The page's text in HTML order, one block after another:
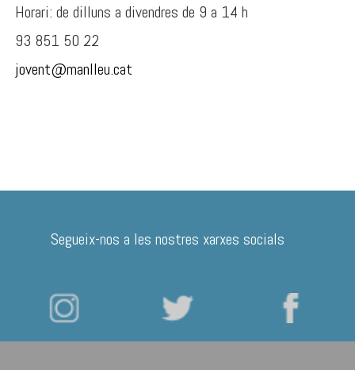
Horari: de dilluns a divendres de 9 a 14 h
93 851 50 22
jovent@manlleu.cat
Segueix-nos a les nostres xarxes socials